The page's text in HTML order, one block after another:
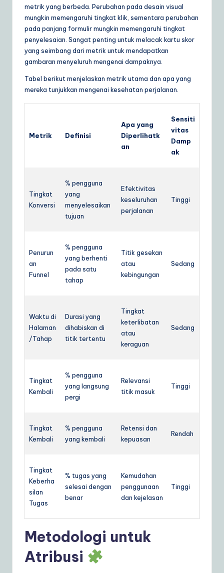
metrik yang berbeda. Perubahan pada desain visual
mungkin memengaruhi tingkat klik, sementara perubahan
pada panjang formulir mungkin memengaruhi tingkat
penyelesaian. Sangat penting untuk melacak kartu skor
yang seimbang dari metrik untuk mendapatkan
gambaran menyeluruh mengenai dampaknya.
Tabel berikut menjelaskan metrik utama dan apa yang
mereka tunjukkan mengenai kesehatan perjalanan.
Metrik Definisi
Apa yang
Diperlihatk
an
Sensiti
vitas
Damp
ak
Tingkat
Konversi
% pengguna
yang
menyelesaikan
tujuan
Efektivitas
keseluruhan
perjalanan
Tinggi
Penurun
an
Funnel
% pengguna
yang berhenti
pada satu
tahap
Titik gesekan
atau
kebingungan
Sedang
Waktu di
Halaman
/Tahap
Durasi yang
dihabiskan di
titik tertentu
Tingkat
keterlibatan
atau
keraguan
Sedang
Tingkat
Kembali
% pengguna
yang langsung
pergi
Relevansi
titik masuk
Tinggi
Tingkat
Kembali
% pengguna
yang kembali
Retensi dan
kepuasan
Rendah
Tingkat
Keberha
silan
Tugas
% tugas yang
selesai dengan
benar
Kemudahan
penggunaan
dan kejelasan
Tinggi
Metodologi untuk
Atribusi